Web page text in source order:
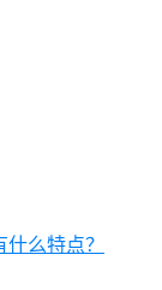
么特点？